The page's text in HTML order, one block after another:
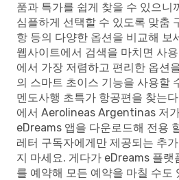
품과 특가를 쉽게 찾을 수 있으니
심플하게 선택할 수 있도록 맞춤
항 등의 다양한 옵션을 비교해 보
웹사이트에서 검색을 마치면 사
에서 가장 저렴하고 편리한 옵션
의 스마트 초이스 기능을 사용할
멘도사행 초특가 항공편을 찾는
에서 Aerolineas Argentinas 저
eDreams 앱을 다운로드해 전용
레터 구독자에게만 제공되는 추
지 마세요. 게다가 eDreams 플
를 예약해 모든 예약을 마칠 수도